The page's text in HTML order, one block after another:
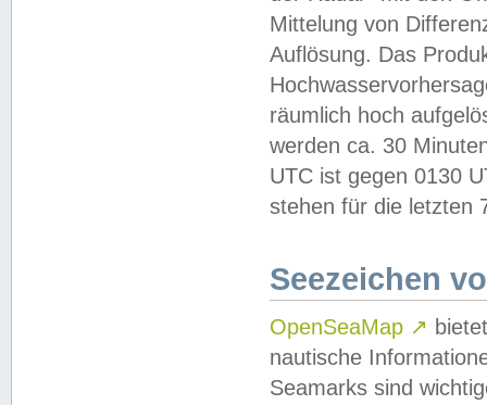
Mittelung von
Auflösung. Das
räumlich hoch
werden ca. 30
UTC ist gegen 0130
stehen für die letzten
Seezeichen
OpenSeaMap ↗
nautische
Seamarks sind